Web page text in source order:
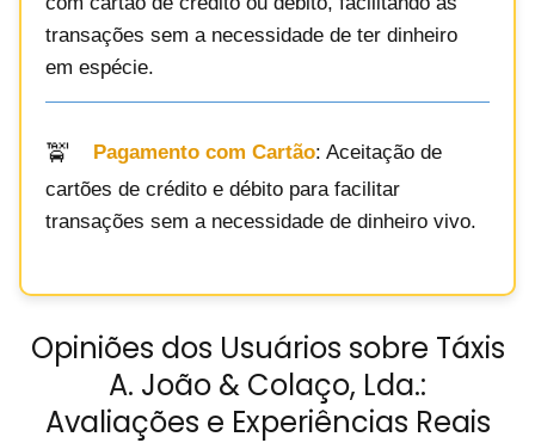
transações sem a necessidade de ter dinheiro
em espécie.
Pagamento com Cartão: Aceitação de
cartões de crédito e débito para facilitar
transações sem a necessidade de dinheiro vivo.
Opiniões dos Usuários sobre Táxis
A. João & Colaço, Lda.:
Avaliações e Experiências Reais